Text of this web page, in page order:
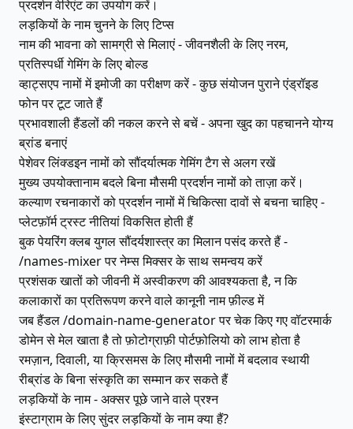
प्रदर्शन वेरिएंट का उपयोग करें।
लड़कियों के नाम चुनने के लिए टिप्स
नाम की भावना को सामग्री से मिलाएं - जीवनशैली के लिए नरम,
प्रतिस्पर्धी गेमिंग के लिए बोल्ड
व्हाट्सएप नामों में इमोजी का परीक्षण करें - कुछ संयोजन पुराने एंड्रॉइड
फोन पर टूट जाते हैं
प्रभावशाली हैंडलों की नकल करने से बचें - अपना खुद का पहचानने योग्य
ब्रांड बनाएं
पेशेवर लिंक्डइन नामों को सौंदर्यात्मक गेमिंग टैग से अलग रखें
मुख्य उपयोक्तानाम बदले बिना मौसमी प्रदर्शन नामों को ताज़ा करें।
कल्याण रचनाकारों को प्रदर्शन नामों में चिकित्सा दावों से बचना चाहिए -
प्लेटफ़ॉर्म ट्रस्ट नीतियां विकसित होती हैं
बुक पेयरिंग क्लब युगल सौंदर्यशास्त्र का मिलान पसंद करते हैं -
/names-mixer पर नेम्स मिक्सर के साथ समन्वय करें
प्रशंसक खातों को जीवनी में अस्वीकरण की आवश्यकता है, न कि
कलाकारों का प्रतिरूपण करने वाले कानूनी नाम फ़ील्ड में
जब हैंडल /domain-name-generator पर चेक किए गए वॉटरमार्क
डोमेन से मेल खाता है तो फ़ोटोग्राफ़ी पोर्टफ़ोलियो को लाभ होता है
रमज़ान, दिवाली, या क्रिसमस के लिए मौसमी नामों में बदलाव स्थायी
रीब्रांड के बिना संस्कृति का सम्मान कर सकते हैं
लड़कियों के नाम - अक्सर पूछे जाने वाले प्रश्न
इंस्टाग्राम के लिए सुंदर लड़कियों के नाम क्या हैं?